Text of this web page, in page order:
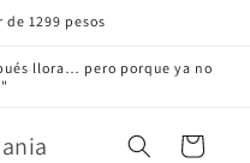
1299 pesos
llora… pero porque ya no
Carrito